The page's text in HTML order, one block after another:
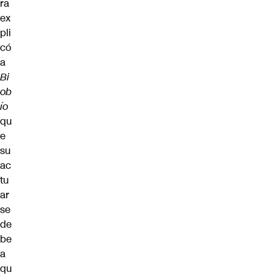
ra
ex
pli
có
a
Bi
ob
ío
qu
e
su
ac
tu
ar
se
de
be
a
qu